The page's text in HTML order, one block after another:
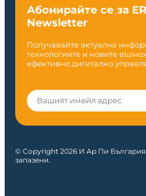
Абонирайте се за
Newsletter
Получавайте актуална
технологиите и новите
ефективно дигитално
© Copyright 2026 И Ар Пи
запазени.